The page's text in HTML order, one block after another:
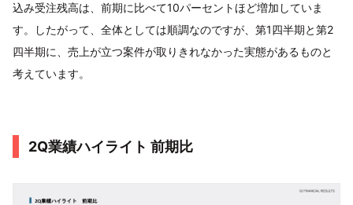
込み受注残高は、前期に比べて10パーセントほど増加していま
す。したがって、全体としては順調なのですが、第1四半期と第2
四半期に、売上が立つ案件が取りきれなかった実態があるものと
考えています。
2Q業績ハイライト 前期比